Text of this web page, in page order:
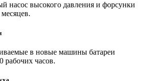
насос высокого давления и форсунки
в новые машины батареи
рабочих часов.